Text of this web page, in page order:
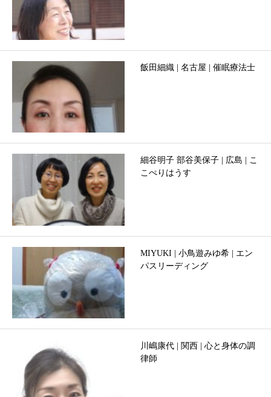
飯田細織 | 名古屋 | 催眠療法士
細谷明子 部谷美保子 | 広島 | こ
こぺりはうす
MIYUKI | 小鳥遊みゆ希 | エン
パスリーディング
川嶋康代 | 関西 | 心と身体の調
律師